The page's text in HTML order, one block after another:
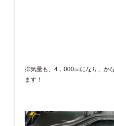
排気量も、4，000㏄になり、か
ます！